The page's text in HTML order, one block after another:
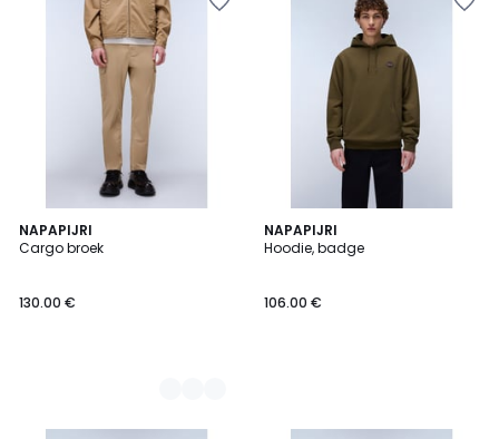
NAPAPIJRI
Cargo broek
130.00 €
3
Kleuren
NAPAPIJRI
Hoodie, badge
106.00 €